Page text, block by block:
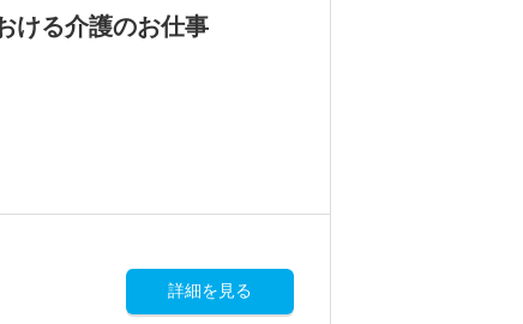
ける介護のお仕事
詳細を見る